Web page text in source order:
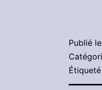
Publié le
Étiqueté